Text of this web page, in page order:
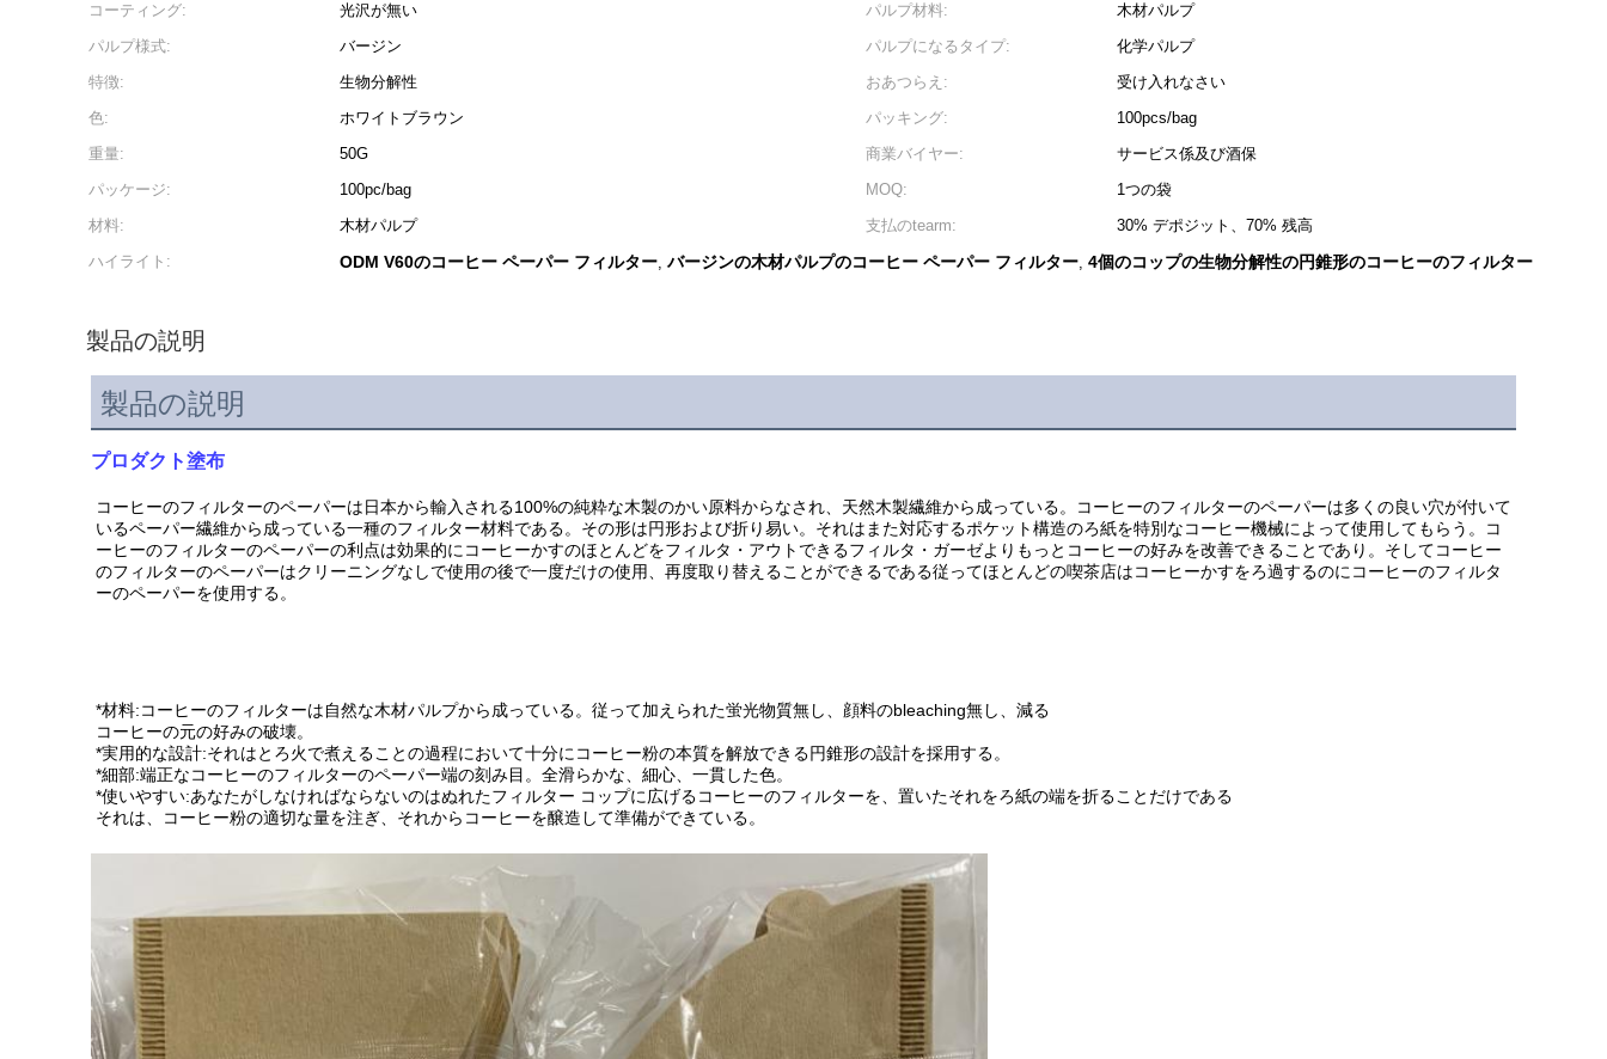
コーティング:
光沢が無い パルプ材料:
木材パルプ
パルプ様式:
バージン パルプになるタイプ:
化学パルプ
特徴:
生物分解性 おあつらえ:
受け入れなさい
色:
ホワイトブラウン パッキング:
100pcs/bag
重量:
50G 商業バイヤー:
サービス係及び酒保
パッケージ:
100pc/bag MOQ:
1つの袋
材料:
木材パルプ 支払のtearm:
30% デポジット、70% 残高
ハイライト:
ODM V60のコーヒー ペーパー フィルター, バージンの木材パルプのコーヒー ペーパー フィルター, 4個のコップの生物分解性の円錐形のコーヒーのフィルター
製品の説明
製品の説明
プロダクト塗布
コーヒーのフィルターのペーパーは日本から輸入される100%の純粋な木製のかい原料からなされ、天然木製繊維から成っている。コーヒーのフィルターのペーパーは多くの良い穴が付いて
いるペーパー繊維から成っている一種のフィルター材料である。その形は円形および折り易い。それはまた対応するポケット構造のろ紙を特別なコーヒー機械によって使用してもらう。コ
ーヒーのフィルターのペーパーの利点は効果的にコーヒーかすのほとんどをフィルタ・アウトできるフィルタ・ガーゼよりもっとコーヒーの好みを改善できることであり。そしてコーヒー
のフィルターのペーパーはクリーニングなしで使用の後で一度だけの使用、再度取り替えることができるである従ってほとんどの喫茶店はコーヒーかすをろ過するのにコーヒーのフィルタ
ーのペーパーを使用する。
*材料:コーヒーのフィルターは自然な木材パルプから成っている。従って加えられた蛍光物質無し、顔料のbleaching無し、減る
コーヒーの元の好みの破壊。
*実用的な設計:それはとろ火で煮えることの過程において十分にコーヒー粉の本質を解放できる円錐形の設計を採用する。
*細部:端正なコーヒーのフィルターのペーパー端の刻み目。全滑らかな、細心、一貫した色。
*使いやすい:あなたがしなければならないのはぬれたフィルター コップに広げるコーヒーのフィルターを、置いたそれをろ紙の端を折ることだけである
それは、コーヒー粉の適切な量を注ぎ、それからコーヒーを醸造して準備ができている。